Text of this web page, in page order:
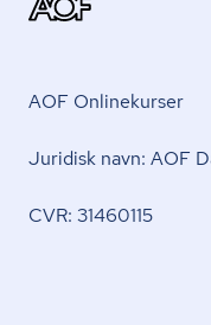
AOF Onlinekurser
Juridisk navn: AOF
CVR: 31460115